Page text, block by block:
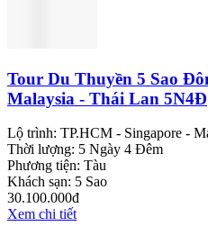
Tour Du Thuyền 5 Sao
Malaysia - Thái Lan 5N4Đ
Lộ trình: TP.HCM - Singapore -
Thời lượng: 5 Ngày 4 Đêm
Phương tiện: Tàu
Khách sạn: 5 Sao
30.100.000đ
Xem chi tiết